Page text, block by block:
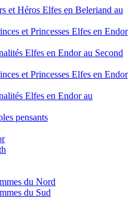
et Héros Elfes en Beleriand au
et Princesses Elfes en Endor
Elfes en Endor au Second
et Princesses Elfes en Endor
Elfes en Endor au
pensants
du Nord
du Sud